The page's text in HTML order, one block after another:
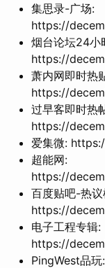
集思录-广场:
https://
烟台论坛24小
https://
萧内网即时热
https://
过早客即时热
https://
爱集微:
超能网:
https://
百度贴吧-热议
https://
电子工程专辑:
https://
PingWest品玩: